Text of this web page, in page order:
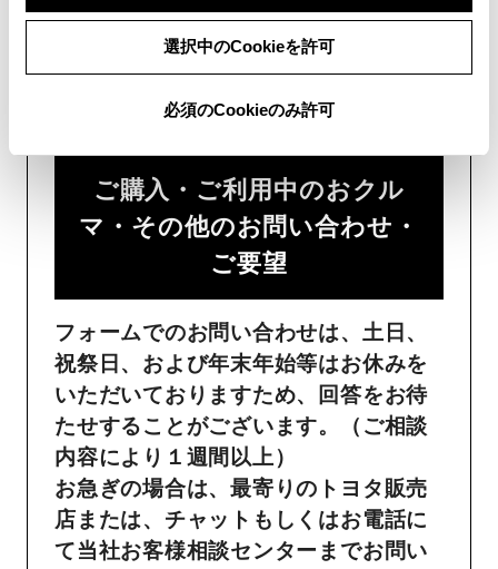
選択中のCookieを許可
必須のCookieのみ許可
フォームでお問い合わせ
受付：24時間受付
ご購入・ご利用中のおクル
マ・その他のお問い合わせ・
ご要望​
フォームでのお問い合わせは、土日、
祝祭日、および年末年始等はお休みを
いただいておりますため、回答をお待
たせすることがございます。（ご相談
内容により１週間以上）
お急ぎの場合は、最寄りのトヨタ販売
店または、チャットもしくはお電話に
て当社お客様相談センターまでお問い